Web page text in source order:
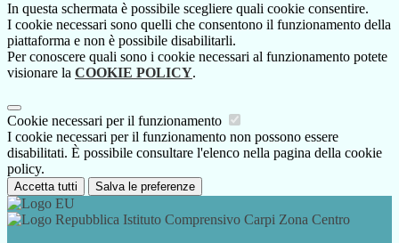
In questa schermata è possibile scegliere quali cookie consentire.
I cookie necessari sono quelli che consentono il funzionamento della
piattaforma e non è possibile disabilitarli.
Per conoscere quali sono i cookie necessari al funzionamento potete
visionare la COOKIE POLICY.
Cookie necessari per il funzionamento
I cookie necessari per il funzionamento non possono essere
disabilitati. È possibile consultare l'elenco nella pagina della cookie
policy.
Accetta tutti Salva le preferenze
Istituto Comprensivo Carpi Zona Centro